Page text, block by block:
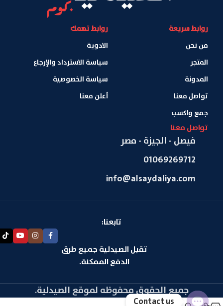
روابط سريعة
من نحن
المتجر
المدونة
تواصل معنا
جمع واكسب
روابط تهمك
الادوية
سياسة الاسترداد والإرجاع
سياسة الخصوصية
أعلن معنا
تواصل معنا
فيصل - الجيزة - مصر
01069269712
info@alsaydaliya.com
تابعنا:
تقبل الصيدلية جميع طرق
الدفع الممكنة.
جميع الحقوق محفوظه لموقع الصيدلية.
Contact us